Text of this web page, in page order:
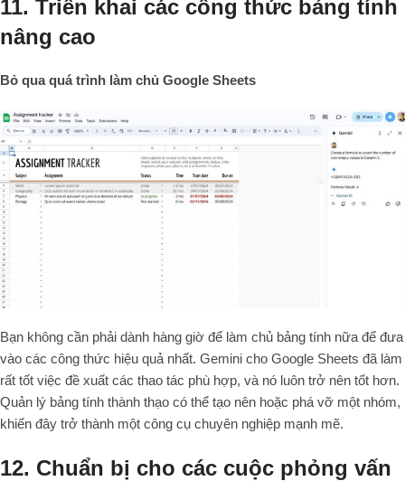
11. Triển khai các công thức bảng tính
nâng cao
Bỏ qua quá trình làm chủ Google Sheets
Bạn không cần phải dành hàng giờ để làm chủ bảng tính nữa để đưa
vào các công thức hiệu quả nhất. Gemini cho Google Sheets đã làm
rất tốt việc đề xuất các thao tác phù hợp, và nó luôn trở nên tốt hơn.
Quản lý bảng tính thành thạo có thể tạo nên hoặc phá vỡ một nhóm,
khiến đây trở thành một công cụ chuyên nghiệp mạnh mẽ.
12. Chuẩn bị cho các cuộc phỏng vấn